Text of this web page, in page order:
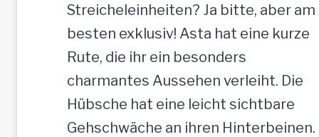
,
5
2
c
m
Streicheleinheiten? Ja bitte, aber am
besten exklusiv! Asta hat eine kurze
Rute, die ihr ein besonders
charmantes Aussehen verleiht. Die
Hübsche hat eine leicht sichtbare
Gehschwäche an ihren Hinterbeinen.